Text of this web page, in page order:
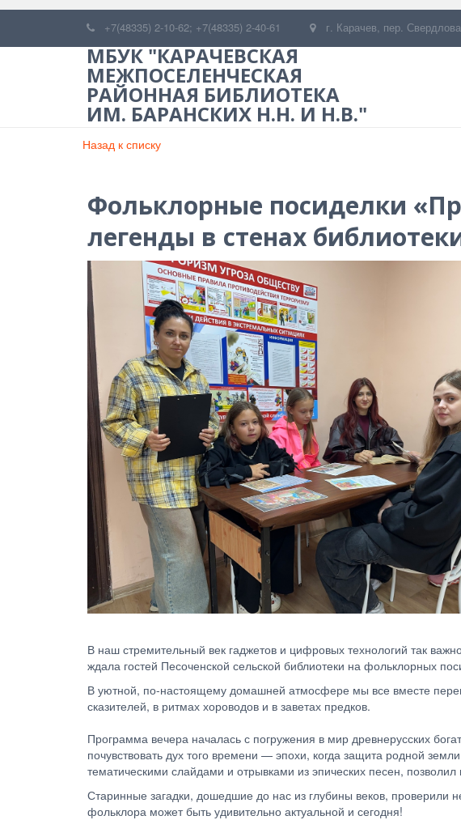
+7(48335) 2-10-62; +7(48335) 2-40-61 г. Карачев, пер.
МБУК "КАРАЧЕВСКАЯ
МЕЖПОСЕЛЕНЧЕСКАЯ
РАЙОННАЯ БИБЛИОТЕКА
ИМ. БАРАНСКИХ Н.Н. И Н.В."
Назад к списку
Фольклорные посиделки
легенды в стенах
В наш стремительный век гаджетов и цифровых технологий так
ждала гостей Песоченской сельской библиотеки на фольклорных
В уютной, по-настоящему домашней атмосфере мы все вместе
сказителей, в ритмах хороводов и в заветах предков.
Программа вечера началась с погружения в мир древнерусских
почувствовать дух того времени — эпохи, когда защита родной
тематическими слайдами и отрывками из эпических песен,
Старинные загадки, дошедшие до нас из глубины веков, проверили
фольклора может быть удивительно актуальной и сегодня!